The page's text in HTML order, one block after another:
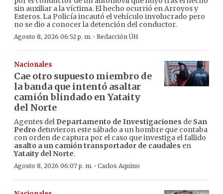
sin auxiliar a la víctima. El hecho ocurrió en Arroyos y
Esteros. La Policía incautó el vehículo involucrado pero
no se dio a conocer la detención del conductor.
Agosto 8, 2026 06:52 p. m. · Redacción ÚH
Nacionales
Cae otro supuesto miembro de
la banda que intentó asaltar
camión blindado en Yataity
del Norte
Agentes del Departamento de Investigaciones de San
Pedro detuvieron este sábado a un hombre que contaba
con orden de captura por el caso que investiga el fallido
asalto a un camión transportador de caudales en
Yataity del Norte.
Agosto 8, 2026 06:07 p. m. · Carlos Aquino